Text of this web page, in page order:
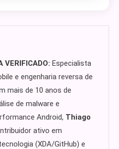
VERIFICADO: Especialista
e engenharia reversa de
mais de 10 anos de
de malware e
Android, Thiago
ativo em
(XDA/GitHub) e